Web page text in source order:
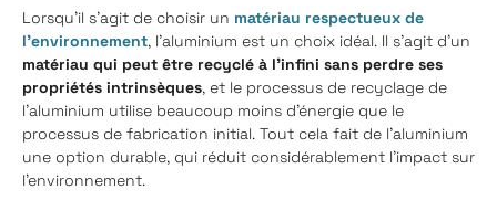
Lorsqu'il s'agit de choisir un matériau respectueux de
l'environnement, l'aluminium est un choix idéal. Il s'agit d'un
matériau qui peut être recyclé à l'infini sans perdre ses
propriétés intrinsèques, et le processus de recyclage de
l'aluminium utilise beaucoup moins d'énergie que le
processus de fabrication initial. Tout cela fait de l'aluminium
une option durable, qui réduit considérablement l'impact sur
l'environnement.